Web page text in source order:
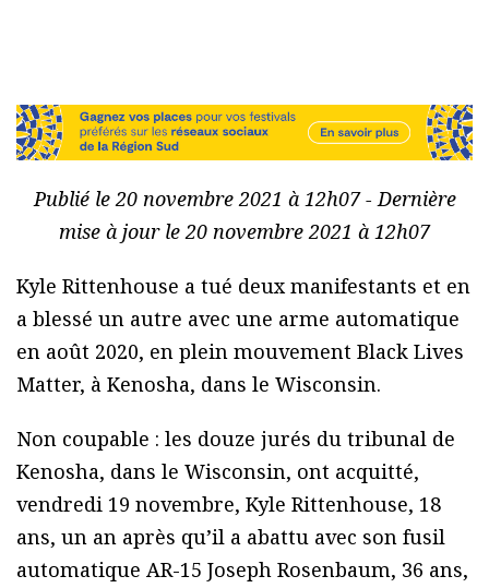
Publié le 20 novembre 2021 à 12h07 - Dernière
mise à jour le 20 novembre 2021 à 12h07
Kyle Rittenhouse a tué deux manifestants et en
a blessé un autre avec une arme automatique
en août 2020, en plein mouvement Black Lives
Matter, à Kenosha, dans le Wisconsin.
Non coupable : les douze jurés du tribunal de
Kenosha, dans le Wisconsin, ont acquitté,
vendredi 19 novembre, Kyle Rittenhouse, 18
ans, un an après qu’il a abattu avec son fusil
automatique AR-15 Joseph Rosenbaum, 36 ans,